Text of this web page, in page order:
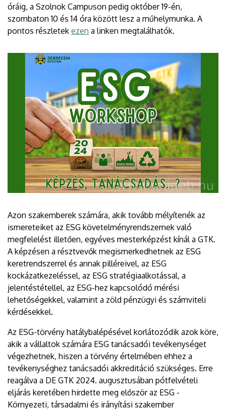
óráig, a Szolnok Campuson pedig október 19-én,
szombaton 10 és 14 óra között lesz a műhelymunka. A
pontos részletek ezen a linken megtalálhatók.
Azon szakemberek számára, akik tovább mélyítenék az
ismereteiket az ESG követelményrendszernek való
megfelelést illetően, egyéves mesterképzést kínál a GTK.
A képzésen a résztvevők megismerkedhetnek az ESG
keretrendszerrel és annak pilléreivel, az ESG
kockázatkezeléssel, az ESG stratégiaalkotással, a
jelentéstétellel, az ESG-hez kapcsolódó mérési
lehetőségekkel, valamint a zöld pénzügyi és számviteli
kérdésekkel.
Az ESG-törvény hatálybalépésével korlátozódik azok köre,
akik a vállaltok számára ESG tanácsadói tevékenységet
végezhetnek, hiszen a törvény értelmében ehhez a
tevékenységhez tanácsadói akkreditáció szükséges. Erre
reagálva a DE GTK 2024. augusztusában pótfelvételi
eljárás keretében hirdette meg először az ESG -
Környezeti, társadalmi és irányítási szakember